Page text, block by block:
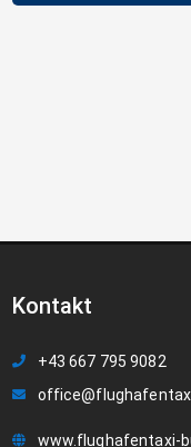
Kontakt
+43 667 795 9082
www.flughafentaxi-